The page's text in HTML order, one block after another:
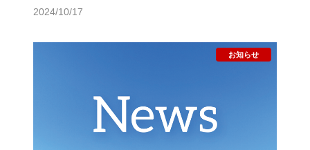
にご連絡ください。
2024/10/17